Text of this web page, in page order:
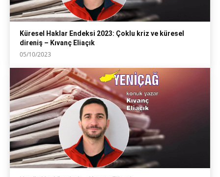
Küresel Haklar Endeksi 2023: Çoklu kriz ve küresel
direniş – Kıvanç Eliaçık
05/10/2023